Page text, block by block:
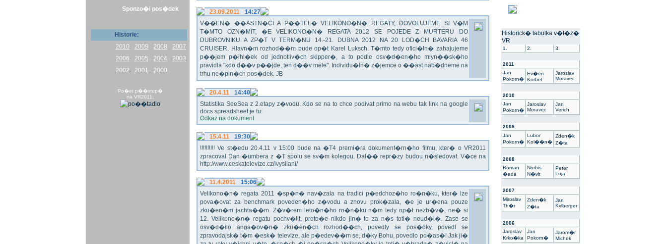
Sponzo�i pos�dek
Historie:
2010
2009 2008
2007
2006
2005 2004
2003
2002
2001 2000
Po�et p��stup�
na VR2011:
23.09.2011
14:27
V��EN� ��ASTN�CI A P��TEL� VELIKONO�N� REGATY, DOVOLUJEME SI V�M
T�MTO OZN�MIT, �E VELIKONO�N� REGATA 2012 SE POJEDE Z MURTERU DO
DUBROVNIKU A ZP�T V TERM�NU 14.-21. DUBNA 2012 NA 20 LOD�CH BAVARIA 46
CRUISER. Hlavn�m rozhod��m bude op�t Karel Luksch. T�mto tedy ofici�ln� zahajujeme
p��jem p�ihl�ek od jednotliv�ch skipper�, a to podle osv�d�en�ho mlyn��sk�ho
pravidla "kdo d��v p��jde, ten d��v mele". Individu�ln� z�jemce o ��ast nab�dneme na
trhu ne�pln�ch pos�dek. JB
20.4.11
14:40
Statistika SeeSea z 2.etapy z�vodu. Kdo se na to chce podivat primo na webu tak link na google
docs spreadsheet je tu:
Odkaz na dokument
15.4.11
19:30
!!!!!!!!!! Ve st�edu 20.4.11 v 15:00 bude na �T4 premi�ra dokument�rn�ho filmu, kter� o VR2011
zpracoval Dan �umbera z �T spolu se sv�m kolegou. Dal�� repr�zy budou n�sledovat. V�ce na
http://www.ceskatelevize.cz/ivysilani/
11.4.2011
15:06
Velikono�n� regata 2011 �sp�n� nav�zala na tradici p�edchoz�ho ro�n�ku, kter� lze
pova�ovat za benchmark poveden�ho z�vodu a znovu prok�zala, �e je ur�ena pouze
zku�en�m jachta��m. Z�v�rem leto�n�ho ro�n�ku n�m tedy op�t nezb�v�, ne� si
12. Velikono�n� regatu pochv�lit, proto�e nikdo jin� to za n�s toti� neud�l�. Zase se
osv�d�ilo anga�ov�n� zku�en�ch rozhod��ch, povedly se pos�dky, povedl se
zpravodajsk� t�m �esk� televize, ale p�edev��m se, d�ky Bohu, povedlo po�as�! Jak ji�
Historick� tabulka v�t�z�
VR
1. 2. 3.
2011
Jan
Pokorn�
Ev�en
Korbel
Jaroslav
Moravec
2010
Jan
Pokorn�
Jaroslav
Moravec
Jan
Verich
2009
Jan
Pokorn�
Lubor
Kol��n�
Zden�k
Z�ta
2008
Roman
�ada
Norbis
N�vlt
Peter
Loja
2007
Miroslav
Th�r
Zden�k
Z�ta
Jan
Kylberger
2006
Jaroslav
Krko�ka
Jan
Pokorn�
Jarom�r
Michek